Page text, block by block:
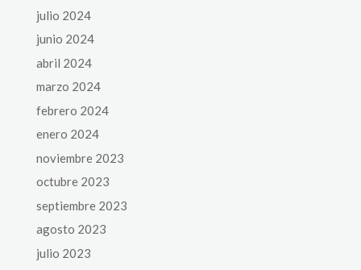
julio 2024
junio 2024
abril 2024
marzo 2024
febrero 2024
enero 2024
noviembre 2023
octubre 2023
septiembre 2023
agosto 2023
julio 2023